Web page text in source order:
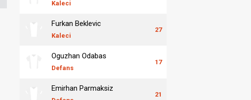
Kaleci
Furkan Beklevic
Kaleci
27
Oguzhan Odabas
Defans
17
Emirhan Parmaksiz
21